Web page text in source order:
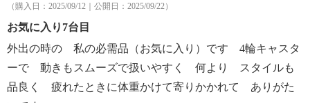
【サイズ】
・本体（フレーム含む）：約縦５５ｃｍ×横３４ｃｍ×
奥行２３ｃｍ
・バッグ：約縦４６ｃｍ×横３４ｃｍ×マチ１８ｃｍ
・ハンドル立ち上がり：約５ｃｍ
・伸縮式持ち手高さ：約６５、７０、７５、８０、８
（購入日：2025/09/12｜公開日：2025/09/22）
お気に入り7台目
外出の時の 私の必需品（お気に入り）です 4輪キャスタ
ーで 動きもスムーズで扱いやすく 何より スタイルも
品良く 疲れたときに体重かけて寄りかかれて ありがた